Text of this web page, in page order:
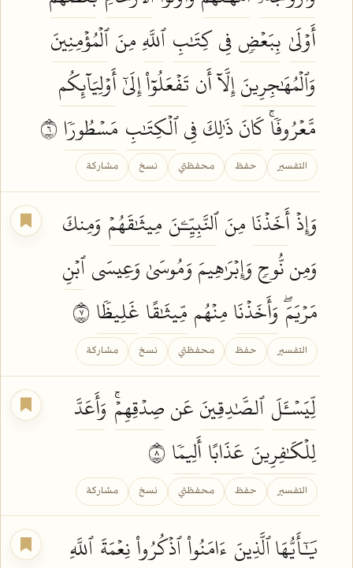
أَوۡلَىٰ بِبَعۡضٖفِيكِتَٰبِ ٱللَّهِمِنَٱلۡمُؤۡمِنِينَ
وَٱلۡمُهَٰجِرِينَإِلَّآ أَن تَفۡعَلُوٓاْإِلَىٰٓأَوۡلِيَآئِكُم
مَّعۡرُوفٗاۚكَانَذَٰلِكَ فِيٱلۡكِتَٰبِ مَسۡطُورٗا
التفسير حفظ محفظتي نسخ مشاركة
وَإِذۡأَخَذۡنَامِنَٱلنَّبِيِّـۧنَ مِيثَٰقَهُمۡ وَمِنكَ
وَمِن نُّوحٖ وَإِبۡرَٰهِيمَ وَمُوسَىٰ وَعِيسَىٱبۡنِ
مَرۡيَمَۖوَأَخَذۡنَامِنۡهُم مِّيثَٰقًاغَلِيظٗا
التفسير حفظ محفظتي نسخ مشاركة
لِّيَسۡـَٔلَٱلصَّٰدِقِينَعَنصِدۡقِهِمۡۚ وَأَعَدَّ
لِلۡكَٰفِرِينَ عَذَابًاأَلِيمٗا
التفسير حفظ محفظتي نسخ مشاركة
يَٰٓأَيُّهَا ٱلَّذِينَ ءَامَنُواْٱذۡكُرُواْنِعۡمَةَ ٱللَّهِ